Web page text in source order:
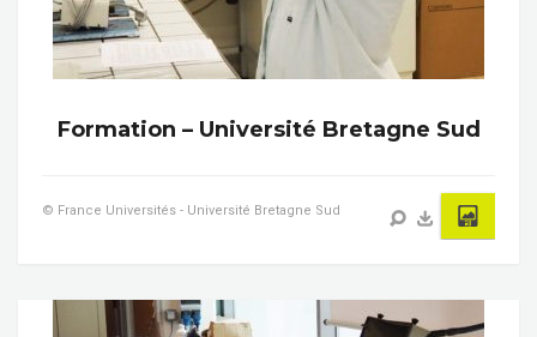
Formation – Université Bretagne Sud
© France Universités - Université Bretagne Sud